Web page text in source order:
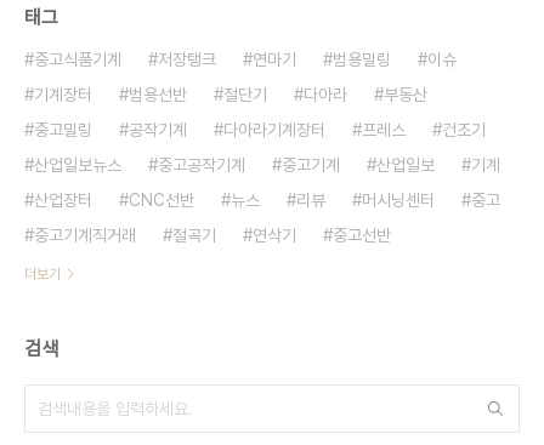
용밀..
태그
중고식품기계 저장탱크 연마기 범용밀링
이슈
기계장터
범용선반 절단기 다아라
부동산
중고밀링
공작기계 다아라기계장터 프레스
건조기
산업일보뉴스
중고공작기계 중고기계 산업일보
기계
산업장터
CNC선반 뉴스 리뷰 머시닝센터
중고
중고기계직거래
절곡기 연삭기 중고선반
더보기
검색